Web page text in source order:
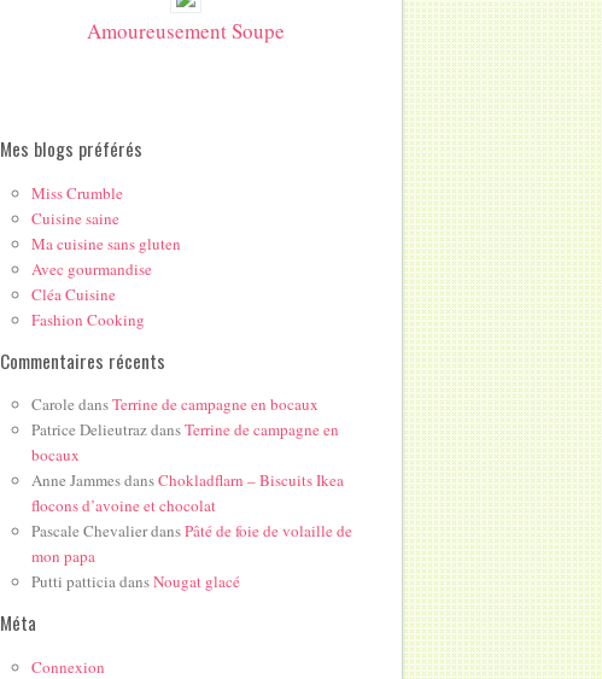
Amoureusement Soupe
Mes blogs préférés
Miss Crumble
Cuisine saine
Ma cuisine sans gluten
Avec gourmandise
Cléa Cuisine
Fashion Cooking
Commentaires récents
Carole dansTerrine de campagne en bocaux
Patrice DelieutrazdansTerrine de campagne en
bocaux
Anne JammesdansChokladflarn – Biscuits Ikea
flocons d’avoine et chocolat
Pascale ChevalierdansPâté de foie de volaille de
mon papa
Putti patticiadansNougat glacé
Méta
Connexion